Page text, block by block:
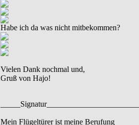
Habe ich da was nicht mitbekommen?
Vielen Dank nochmal und,
Gruß von Hajo!
Mein Flügeltürer ist meine Berufung